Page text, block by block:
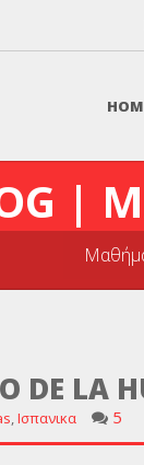
|
DE LA
,Ισπανικα 5